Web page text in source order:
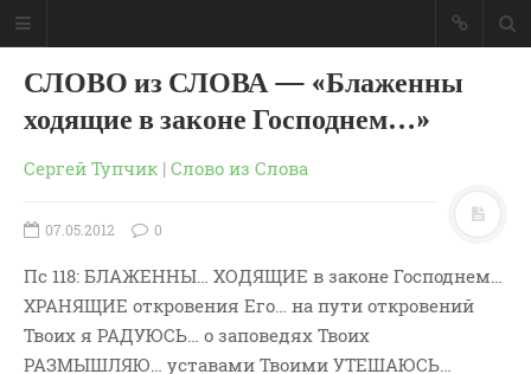
СЛОВО из СЛОВА — «Блаженны
ходящие в законе Господнем…»
Сергей Тупчик | Слово из Слова
07.05.2012 0
Пс 118: БЛАЖЕННЫ… ХОДЯЩИЕ в законе Господнем…
ХРАНЯЩИЕ откровения Его… на пути откровений
Твоих я РАДУЮСЬ… о заповедях Твоих
РАЗМЫШЛЯЮ… уставами Твоими УТЕШАЮСЬ…